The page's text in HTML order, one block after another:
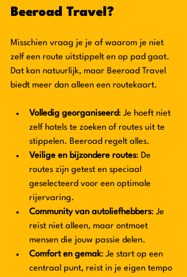
Beeroad Travel?
Misschien vraag je je af waarom je niet
zelf een route uitstippelt en op pad gaat.
Dat kan natuurlijk, maar Beeroad Travel
biedt meer dan alleen een routekaart.
Volledig georganiseerd: Je hoeft niet
zelf hotels te zoeken of routes uit te
stippelen. Beeroad regelt alles.
Veilige en bijzondere routes: De
routes zijn getest en speciaal
geselecteerd voor een optimale
rijervaring.
Community van autoliefhebbers: Je
reist niet alleen, maar ontmoet
mensen die jouw passie delen.
Comfort en gemak: Je start op een
centraal punt, reist in je eigen tempo